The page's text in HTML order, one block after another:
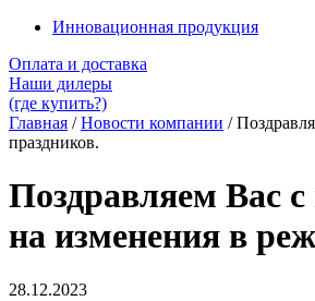
Инновационная продукция
Оплата и доставка
Наши дилеры
(где купить?)
Главная /Новости компании /
праздников.
Поздравляем Вас
на изменения в
28.12.2023